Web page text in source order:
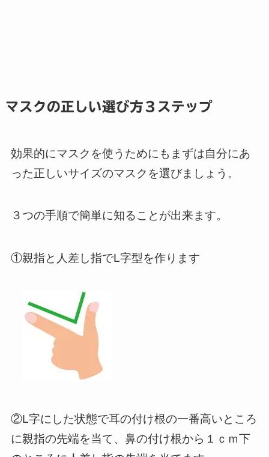
マスクの正しい選び方３ステップ
効果的にマスクを使うためにもまずは自分にあ
った正しいサイズのマスクを選びましょう。
３つの手順で簡単に知ることが出来ます。
①親指と人差し指でL字型を作ります
②L字にした状態で耳の付け根の一番高いところ
に親指の先端を当て、鼻の付け根から１ｃｍ下